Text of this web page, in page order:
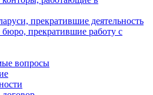
прекратившие деятельность
прекратившие работу с
вопросы